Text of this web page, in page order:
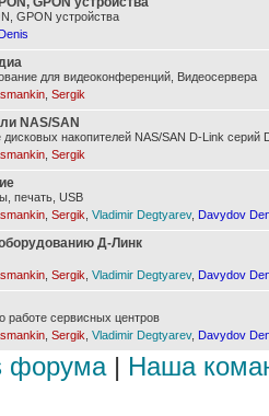
GPON устройства
для видеоконференций, Видеосервера
Sergik
NAS/SAN
накопителей NAS/SAN D-Link серий
Sergik
печать, USB
Sergik Vladimir Degtyarev, Davydov
Д-Линк
Sergik Vladimir Degtyarev, Davydov
работе сервисных центров
Sergik Vladimir Degtyarev, Davydov
форума| Наша